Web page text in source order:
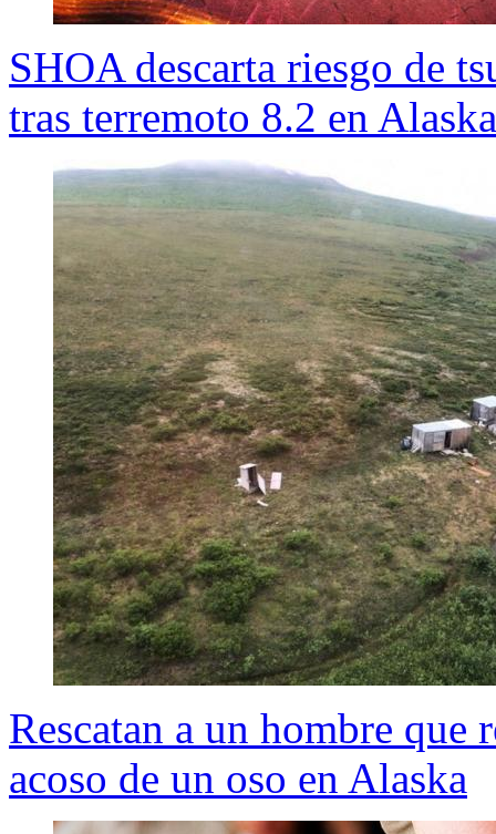
SHOA descarta riesgo de
tras terremoto 8.2 en Alaska
Rescatan a un hombre que
acoso de un oso en Alaska